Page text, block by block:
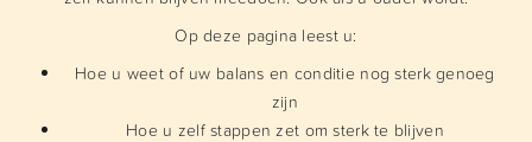
Op deze pagina leest u:
Hoe u weet of uw balans en conditie nog sterk genoeg
zijn
Hoe u zelf stappen zet om sterk te blijven